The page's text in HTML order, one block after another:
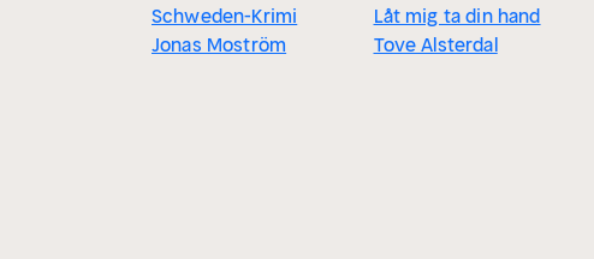
Schweden-Krimi
Jonas Moström
Låt mig ta din hand
Tove Alsterdal